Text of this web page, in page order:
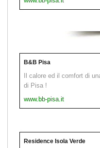
B&B Pisa
Il calore ed il comfort di
di Pisa !
www.bb-pisa.it
Residence Isola Verde